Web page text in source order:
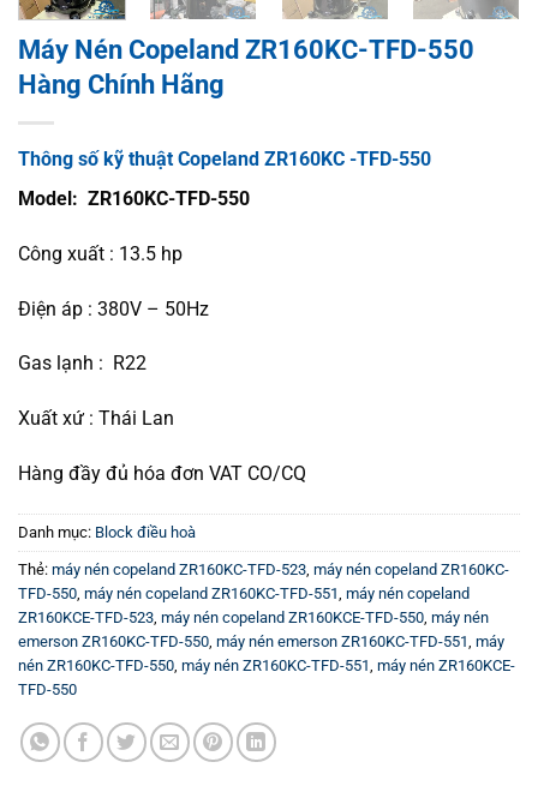
Máy Nén Copeland ZR160KC-TFD-550
Hàng Chính Hãng
Thông số kỹ thuật Copeland ZR160KC -TFD-550
Model: ZR160KC-TFD-550
Công xuất : 13.5 hp
Điện áp : 380V – 50Hz
Gas lạnh : R22
Xuất xứ : Thái Lan
Hàng đầy đủ hóa đơn VAT CO/CQ
Danh mục: Block điều hoà
Thẻ: máy nén copeland ZR160KC-TFD-523 máy nén copeland ZR160KC-
TFD-550 máy nén copeland ZR160KC-TFD-551 máy nén copeland
ZR160KCE-TFD-523 máy nén copeland ZR160KCE-TFD-550 máy nén
emerson ZR160KC-TFD-550 máy nén emerson ZR160KC-TFD-551 máy
nén ZR160KC-TFD-550 máy nén ZR160KC-TFD-551 máy nén ZR160KCE-
TFD-550